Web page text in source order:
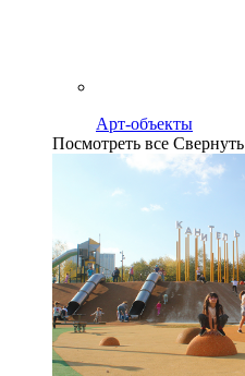
Арт-объекты
Посмотреть все Свернуть